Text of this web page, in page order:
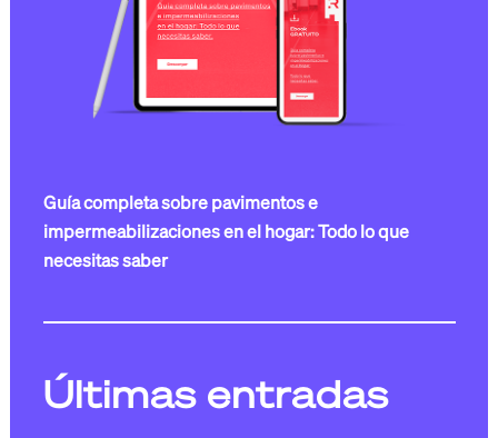
Guía completa sobre pavimentos e
impermeabilizaciones en el hogar: Todo lo que
necesitas saber
Últimas entradas